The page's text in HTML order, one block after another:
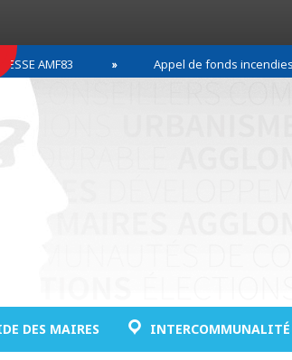
AMF83 Appel de fonds incendies
DES MAIRES INTERCOMMUNALITÉ